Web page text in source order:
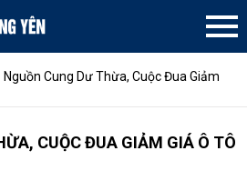
Nguồn Cung Dư Thừa, Cuộc Đua Giảm
CUỘC ĐUA GIẢM GIÁ Ô TÔ